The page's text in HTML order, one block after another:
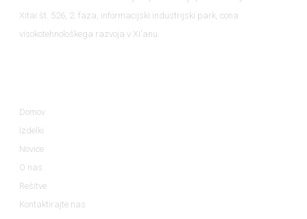
Xitai št. 526, 2. faza, informacijski industrijski park, cona
visokotehnološkega razvoja v Xi'anu.
Domov
Izdelki
Novice
O nas
Rešitve
Kontaktirajte nas